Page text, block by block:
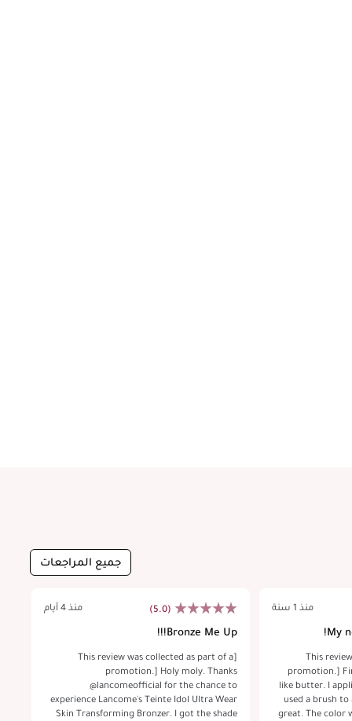
جميع المراجعات
منذ 1 سنة
My
[This
promotion.]
like butter. I
used a brush
great. The color
(5.0) منذ 4 أيام
Bronze Me Up!!!
[This review was collected as part of a
promotion.] Holy moly. Thanks
@lancomeofficial for the chance to
experience Lancome's Teinte Idol Ultra Wear
Skin Transforming Bronzer. I got the shade